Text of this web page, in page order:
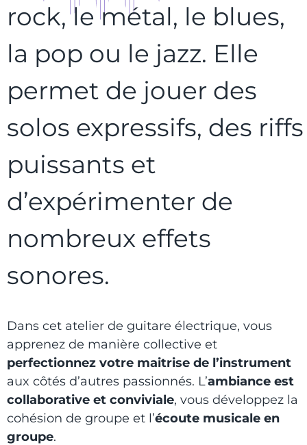
rock, le métal, le blues,
la pop ou le jazz. Elle
permet de jouer des
solos expressifs, des riffs
puissants et
d’expérimenter de
nombreux effets
sonores.
Dans cet atelier de guitare électrique, vous
apprenez de manière collective et
perfectionnez votre maitrise de l’instrument
aux côtés d’autres passionnés. L’ambiance est
collaborative et conviviale, vous développez la
cohésion de groupe et l’écoute musicale en
groupe.